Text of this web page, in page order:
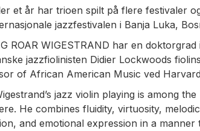
et år har trioen spilt på flere festivaler
jazzfestivalen i Banja Luka,
ROAR WIGESTRAND har en
jazzfiolinisten Didier Lockwoods
of African American Music ved
jazz violin playing is among
He combines fluidity, virtuosity,
and emotional expression in a manner